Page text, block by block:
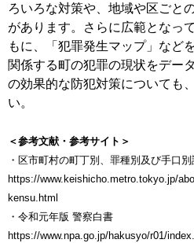
ろいろな対策や、地域や区ごと
があります。さらに広範となっ
もに、「犯罪発生マップ」など
関係する町の犯罪の現状をデー
の効果的な防犯対策についても
い。
＜参考文献・参考サイト＞
・区市町村の町丁別、罪種別及び手口
https://www.keishicho.metro.tokyo.jp/
kensu.html
・令和元年版 警察白書
https://www.npa.go.jp/hakusyo/r01/